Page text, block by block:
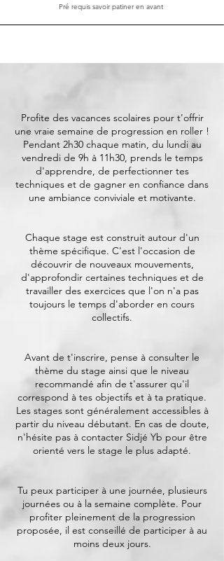
Pré requis savoir patiner en avant
Profite des vacances scolaires pour t'offrir
une vraie semaine de progression en roller !
Pendant 2h30 chaque matin, du lundi au
vendredi de 9h à 11h30, prends le temps
d'apprendre, de perfectionner tes
techniques et de gagner en confiance dans
une ambiance conviviale et motivante.
Chaque stage est construit autour d'un
thème spécifique. C'est l'occasion de
découvrir de nouveaux mouvements,
d'approfondir certaines techniques et de
travailler des exercices que l'on n'a pas
toujours le temps d'aborder en cours
collectifs.
Avant de t'inscrire, pense à consulter le
thème du stage ainsi que le niveau
recommandé afin de t'assurer qu'il
correspond à tes objectifs et à ta pratique.
Les stages sont généralement accessibles à
partir du niveau débutant. En cas de doute,
n'hésite pas à contacter Sidjé Yb pour être
orienté vers le stage le plus adapté.
Tu peux participer à une journée, plusieurs
journées ou à la semaine complète. Pour
profiter pleinement de la progression
proposée, il est conseillé de participer à au
moins deux jours.